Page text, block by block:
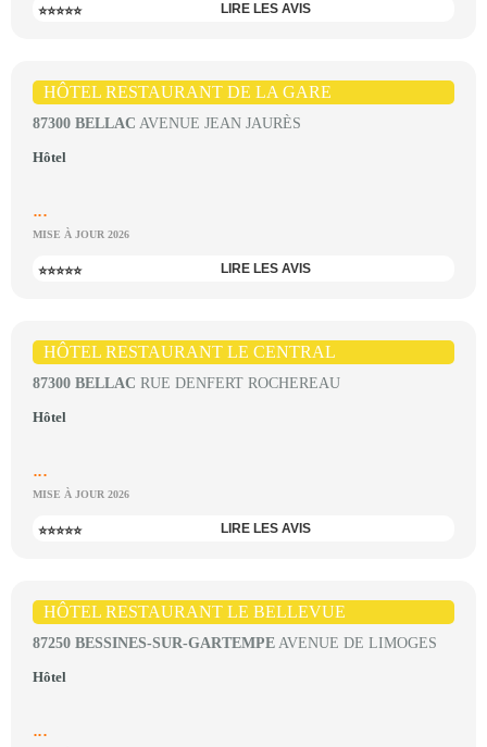
⭐⭐⭐⭐⭐ LIRE LES AVIS
HÔTEL RESTAURANT DE LA GARE
87300 BELLAC AVENUE JEAN JAURÈS
Hôtel
...
MISE À JOUR 2026
⭐⭐⭐⭐⭐ LIRE LES AVIS
HÔTEL RESTAURANT LE CENTRAL
87300 BELLAC RUE DENFERT ROCHEREAU
Hôtel
...
MISE À JOUR 2026
⭐⭐⭐⭐⭐ LIRE LES AVIS
HÔTEL RESTAURANT LE BELLEVUE
87250 BESSINES-SUR-GARTEMPE AVENUE DE LIMOGES
Hôtel
...